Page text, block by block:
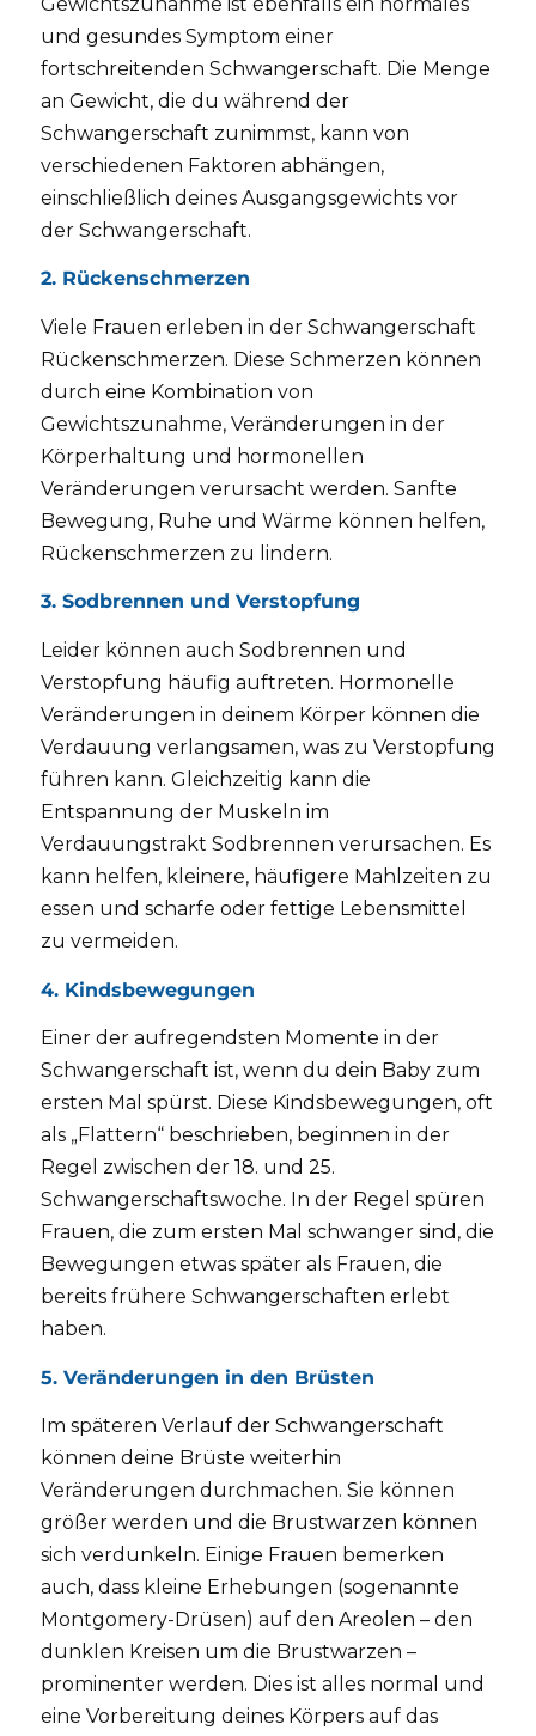
und gesundes Symptom einer
fortschreitenden Schwangerschaft. Die Menge
an Gewicht, die du während der
Schwangerschaft zunimmst, kann von
verschiedenen Faktoren abhängen,
einschließlich deines Ausgangsgewichts vor
der Schwangerschaft.
2. Rückenschmerzen
Viele Frauen erleben in der Schwangerschaft
Rückenschmerzen. Diese Schmerzen können
durch eine Kombination von
Gewichtszunahme, Veränderungen in der
Körperhaltung und hormonellen
Veränderungen verursacht werden. Sanfte
Bewegung, Ruhe und Wärme können helfen,
Rückenschmerzen zu lindern.
3. Sodbrennen und Verstopfung
Leider können auch Sodbrennen und
Verstopfung häufig auftreten. Hormonelle
Veränderungen in deinem Körper können die
Verdauung verlangsamen, was zu Verstopfung
führen kann. Gleichzeitig kann die
Entspannung der Muskeln im
Verdauungstrakt Sodbrennen verursachen. Es
kann helfen, kleinere, häufigere Mahlzeiten zu
essen und scharfe oder fettige Lebensmittel
zu vermeiden.
4. Kindsbewegungen
Einer der aufregendsten Momente in der
Schwangerschaft ist, wenn du dein Baby zum
ersten Mal spürst. Diese Kindsbewegungen, oft
als „Flattern“ beschrieben, beginnen in der
Regel zwischen der 18. und 25.
Schwangerschaftswoche. In der Regel spüren
Frauen, die zum ersten Mal schwanger sind, die
Bewegungen etwas später als Frauen, die
bereits frühere Schwangerschaften erlebt
haben.
5. Veränderungen in den Brüsten
Im späteren Verlauf der Schwangerschaft
können deine Brüste weiterhin
Veränderungen durchmachen. Sie können
größer werden und die Brustwarzen können
sich verdunkeln. Einige Frauen bemerken
auch, dass kleine Erhebungen (sogenannte
Montgomery-Drüsen) auf den Areolen – den
dunklen Kreisen um die Brustwarzen –
prominenter werden. Dies ist alles normal und
eine Vorbereitung deines Körpers auf das